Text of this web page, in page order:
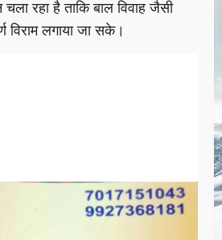
रहा है ताकि बाल विवाह जैसी
विराम लगाया जा सके।